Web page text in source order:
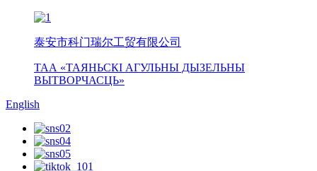
泰安市科门瑞尔工贸有限公司
ТАА «ТАЯНЬСКІ АГУЛЬНЫ ДЫЗЕЛЬНЫ
ВЫТВОРЧАСЦЬ»
English